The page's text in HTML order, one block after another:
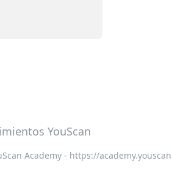
Academy - https://